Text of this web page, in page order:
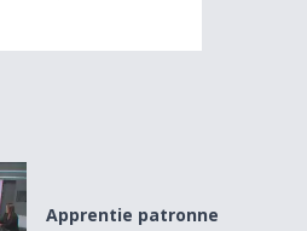
Apprentie patronne